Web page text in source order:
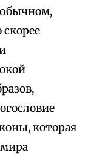
обычном,
которая